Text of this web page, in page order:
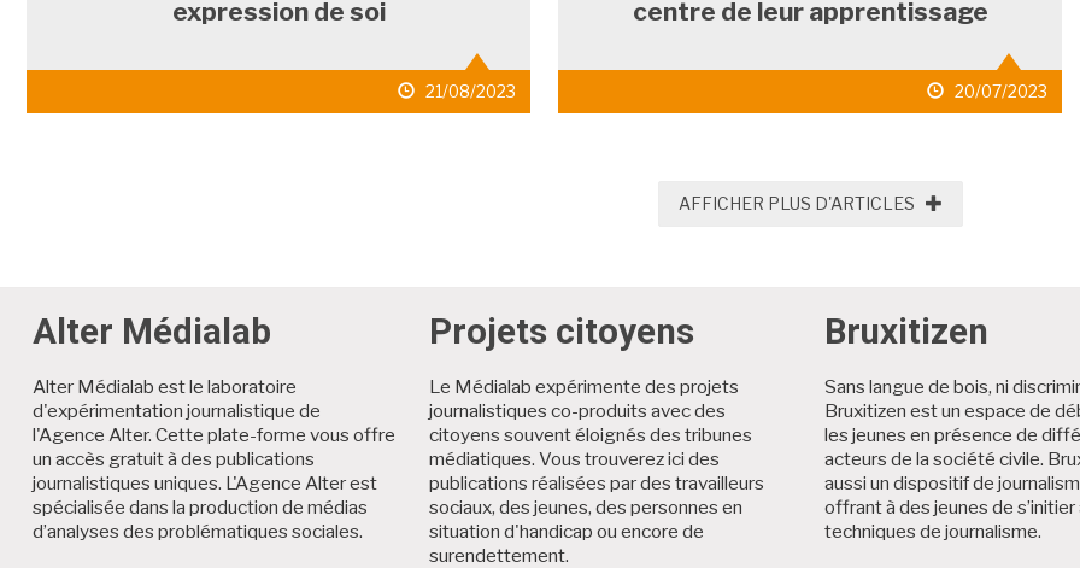
expression de soi
date
de
21/08/2023
centre de leur apprentissage
date
de
20/07/2023
AFFICHER PLUS D'ARTICLES AFFICHER PLUS
Alter Médialab
Alter Médialab est le laboratoire
d'expérimentation journalistique de
l'Agence Alter. Cette plate-forme vous offre
un accès gratuit à des publications
journalistiques uniques. L'Agence Alter est
spécialisée dans la production de médias
d’analyses des problématiques sociales.
Projets citoyens
Le Médialab expérimente des projets
journalistiques co-produits avec des
citoyens souvent éloignés des tribunes
médiatiques. Vous trouverez ici des
publications réalisées par des travailleurs
sociaux, des jeunes, des personnes en
situation d'handicap ou encore de
surendettement.
Bruxitizen
Sans langue de bois, ni
Bruxitizen est un espace de
les jeunes en présence de
acteurs de la société civile.
aussi un dispositif de
offrant à des jeunes de s’initier
techniques de journalisme.